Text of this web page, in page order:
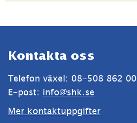
Kontakta oss
Telefon växel: 08-508 862 00
E-post: info@shk.se
Mer kontaktuppgifter